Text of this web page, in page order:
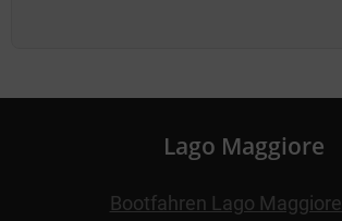
Lago Maggiore
Bootfahren Lago Maggiore